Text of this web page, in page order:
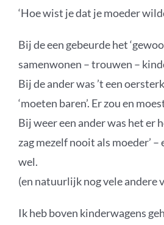
‘Hoe wist je dat je moeder
Bij de een gebeurde het
samenwonen – trouwen –
Bij de ander was ’t een
‘moeten baren’. Er zou en
Bij weer een ander was het er
zag mezelf nooit als moeder’
wel.
(en natuurlijk nog vele andere
Ik heb boven kinderwagens